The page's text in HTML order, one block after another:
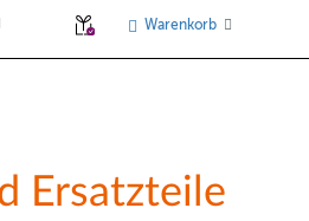
Warenkorb
Ersatzteile